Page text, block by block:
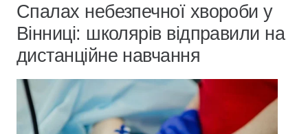
Спалах небезпечної хвороби у
Вінниці: школярів відправили на
дистанційне навчання